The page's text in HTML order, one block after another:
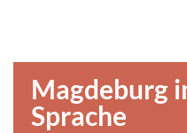
Magdeburg
Sprache